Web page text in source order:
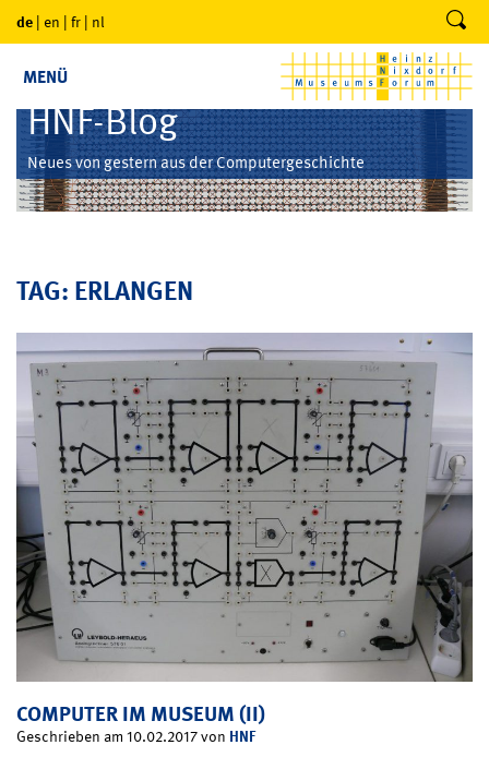
de | en | fr | nl
MENÜ
HNF-Blog
Neues von gestern aus der Computergeschichte
TAG: ERLANGEN
COMPUTER IM MUSEUM (II)
Geschrieben am 10.02.2017 von HNF